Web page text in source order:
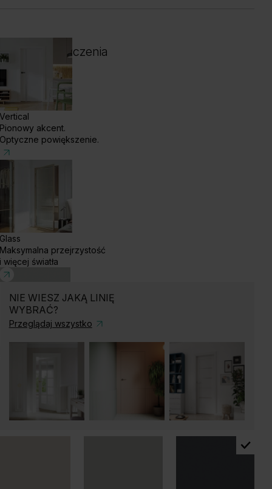
Vertical
Pionowy akcent.
Optyczne powiększenie.
Glass
Maksymalna przejrzystość
i więcej światła
NIE WIESZ JAKĄ LINIĘ
WYBRAĆ?
Przeglądaj wszystko
kolor wykończenia
White Dąb Klasyczny
Kalifornia Dąb Matowy Dąb Naturalny
Arles Naturalny